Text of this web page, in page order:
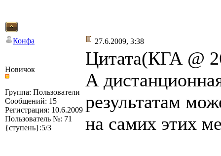
Конфа 27.6.2009, 3:38
Новичок
Группа: Пользователи
Сообщений: 15
Регистрация: 10.6.2009
Пользователь №: 71
{ступень}:5/3
Цитата(КГА @
А
результатам
на самих этих